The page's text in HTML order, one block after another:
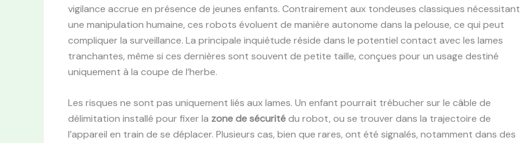
vigilance accrue en présence de jeunes enfants. Contrairement aux tondeuses classiques nécessitant
une manipulation humaine, ces robots évoluent de manière autonome dans la pelouse, ce qui peut
compliquer la surveillance. La principale inquiétude réside dans le potentiel contact avec les lames
tranchantes, même si ces dernières sont souvent de petite taille, conçues pour un usage destiné
uniquement à la coupe de l’herbe.
Les risques ne sont pas uniquement liés aux lames. Un enfant pourrait trébucher sur le câble de
délimitation installé pour fixer la zone de sécuritédu robot, ou se trouver dans la trajectoire de
l’appareil en train de se déplacer. Plusieurs cas, bien que rares, ont été signalés, notamment dans des